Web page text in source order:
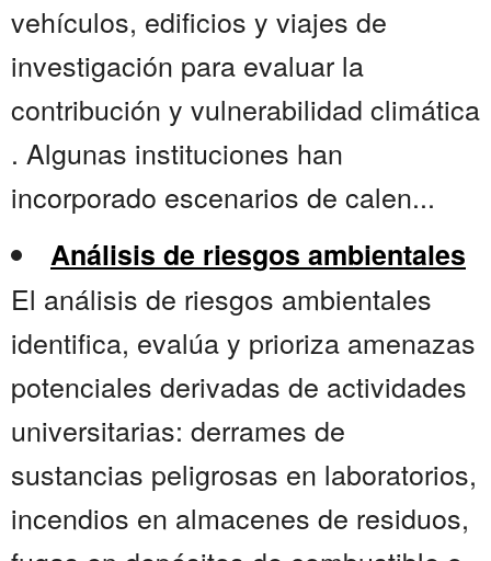
vehículos, edificios y viajes de
investigación para evaluar la
contribución y vulnerabilidad climática
. Algunas instituciones han
incorporado escenarios de calen...
Análisis de riesgos ambientales
El análisis de riesgos ambientales
identifica, evalúa y prioriza amenazas
potenciales derivadas de actividades
universitarias: derrames de
sustancias peligrosas en laboratorios,
incendios en almacenes de residuos,